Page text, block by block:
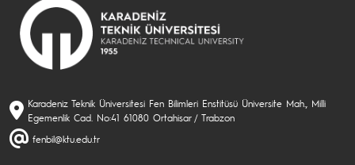
Karadeniz Teknik Üniversitesi Fen Bilimleri Enstitüsü Üniversite Mah., Milli
Egemenlik Cad. No:41 61080 Ortahisar / Trabzon
fenbil@ktu.edu.tr